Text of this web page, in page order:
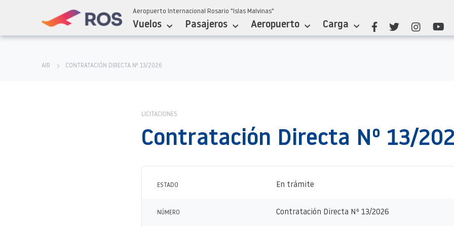
Aeropuerto Internacional Rosario "Islas Malvinas"
Vuelos Pasajeros Aeropuerto Carga
AIR CONTRATACIÓN DIRECTA Nº 13/2026
LICITACIONES
Contratación Directa Nº 13/
ESTADO En trámite
NÚMERO Contratación Directa Nº 13/2026